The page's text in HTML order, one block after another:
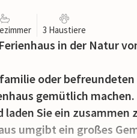
3 Haustiere
in der Natur
oder befreundeten
gemütlich
Sie ein zusammen
umgibt ein großes